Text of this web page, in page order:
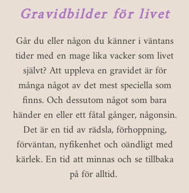
Gravidbilder för livet
Går du eller någon du känner i väntans
tider med en mage lika vacker som livet
självt? Att uppleva en gravidet är för
många något av det mest speciella som
finns. Och dessutom något som bara
händer en eller ett fåtal gånger, någonsin.
Det är en tid av rädsla, förhoppning,
förväntan, nyfikenhet och oändligt med
kärlek. En tid att minnas och se tillbaka
på för alltid.